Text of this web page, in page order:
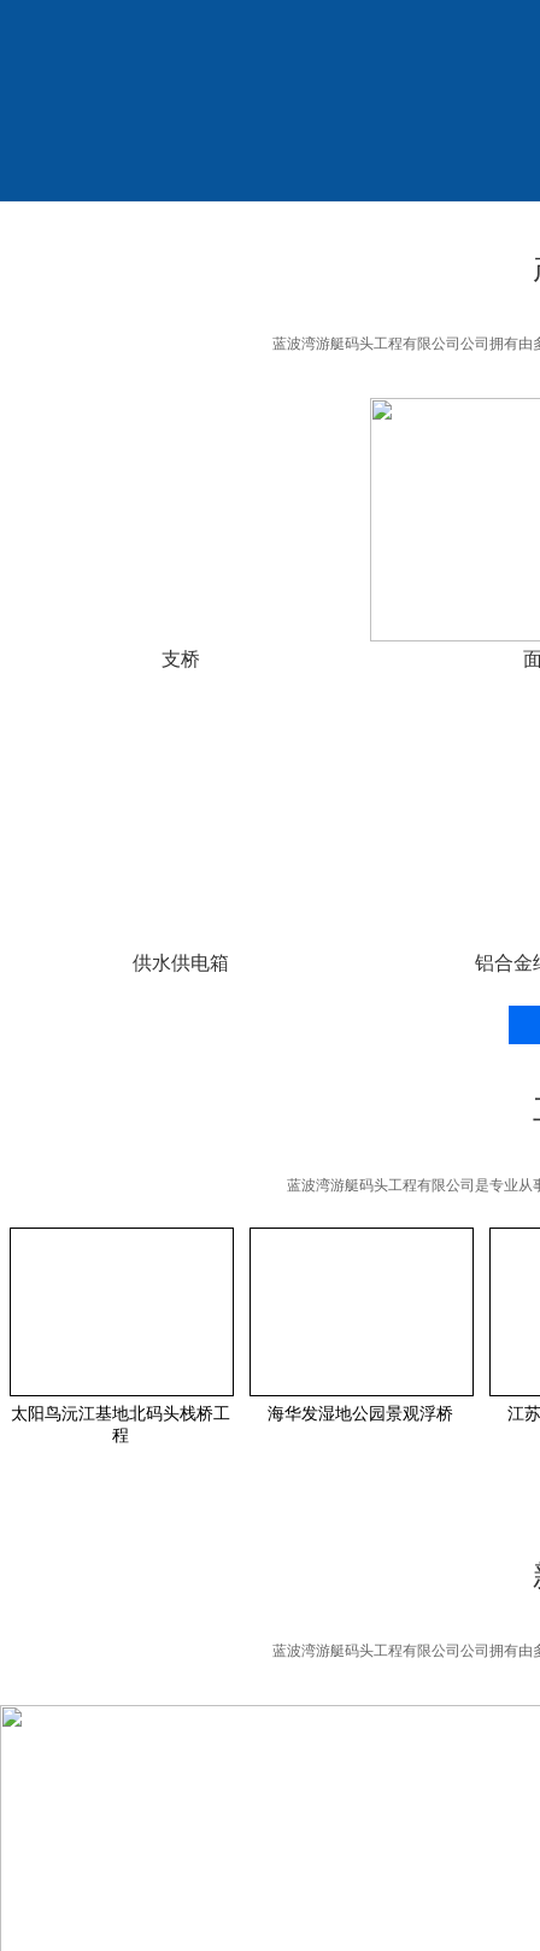
蓝波湾游艇码头工程有限公司公司拥有
支桥
供水供电箱 铝合金
蓝波湾游艇码头工程有限公司是专业
太阳鸟沅江基地北码头栈桥工
程
海华发湿地公园景观浮桥 江
蓝波湾游艇码头工程有限公司公司拥有